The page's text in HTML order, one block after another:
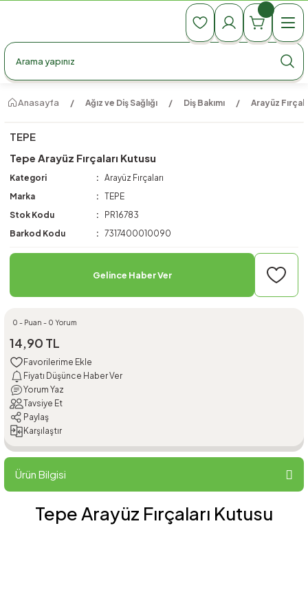
990 TL Üzeri Ücretsiz Kargo
990 TL Üzeri Ücretsiz Kargo
Anasayfa Ağız ve Diş Sağlığı Diş Bakımı Arayüz
TEPE
Tepe Arayüz Fırçaları Kutusu
Kategori
Arayüz Fırçaları
Marka
TEPE
Stok Kodu
PR16783
Barkod Kodu
7317400010090
Gelince Haber Ver
0 - Puan - 0 Yorum
14,90 TL
Fiyatı Düşünce Haber Ver
Yorum Yaz
Tavsiye Et
Paylaş
Karşılaştır
Ürün Bilgisi
Tepe Arayüz Fırçaları Kutusu